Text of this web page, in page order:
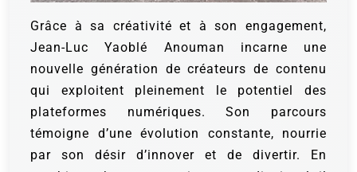
Grâce à sa créativité et à son engagement,
Jean-Luc Yaoblé Anouman incarne une
nouvelle génération de créateurs de contenu
qui exploitent pleinement le potentiel des
plateformes numériques. Son parcours
témoigne d’une évolution constante, nourrie
par son désir d’innover et de divertir. En